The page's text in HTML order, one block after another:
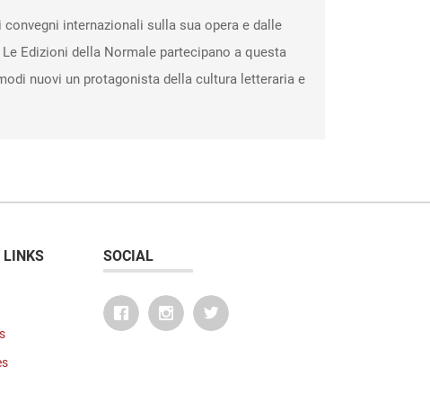
internazionali sulla sua opera e dalle
Edizioni della Normale partecipano a questa
nuovi un protagonista della cultura letteraria e
LINKS SOCIAL